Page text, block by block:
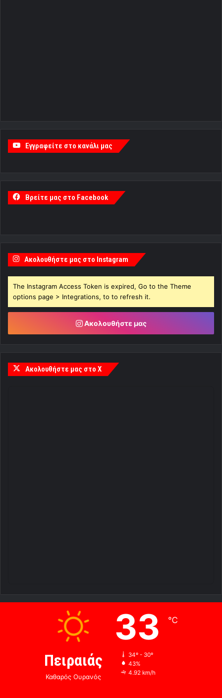
Εγγραφείτε στο κανάλι μας
Βρείτε μας στο Facebook
Ακολουθήστε μας στο Instagram
The Instagram Access Token is expired, Go to the Theme
options page > Integrations, to to refresh it.
Ακολουθήστε μας
Ακολουθήστε μας στο X
Πειραιάς
Καθαρός Ουρανός
33 ℃
34º - 30º
43%
4.92 km/h